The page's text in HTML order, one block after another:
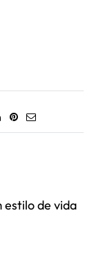
estilo de vida